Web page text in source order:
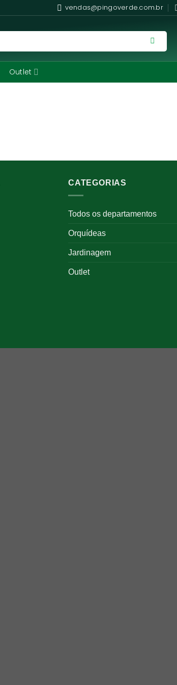
vendas@pingoverde.com.br
Outlet
CATEGORIAS
Todos os departamentos
Orquídeas
Jardinagem
Outlet